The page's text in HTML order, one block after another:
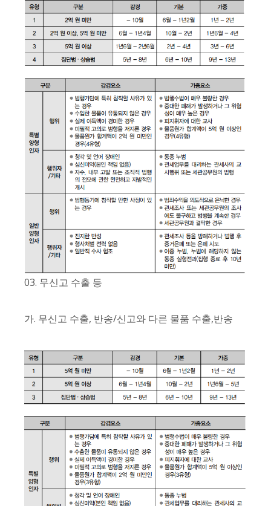
03. 무신고 수출 등
가. 무신고 수출, 반송/신고와 다른 물품 수출,반송